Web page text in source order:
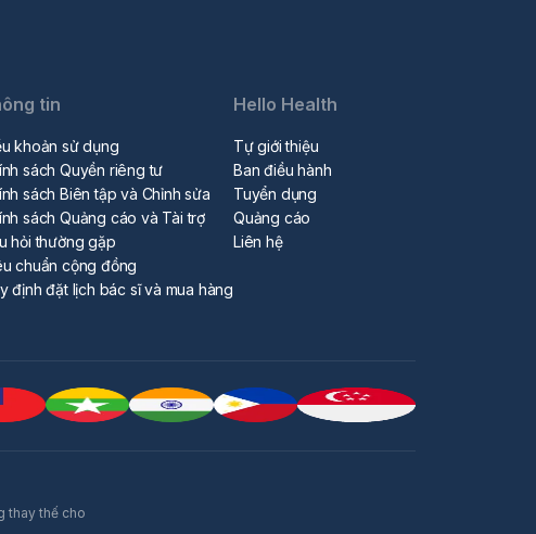
tin
khoản sử dụng
sách Quyền riêng tư
sách Biên tập và Chỉnh sửa
sách Quảng cáo và Tài trợ
hỏi thường gặp
chuẩn cộng đồng
định đặt lịch bác sĩ và mua hàng
Hello Health
Tự giới thiệu
Ban điều hành
Tuyển dụng
Quảng cáo
Liên hệ
thay thế cho